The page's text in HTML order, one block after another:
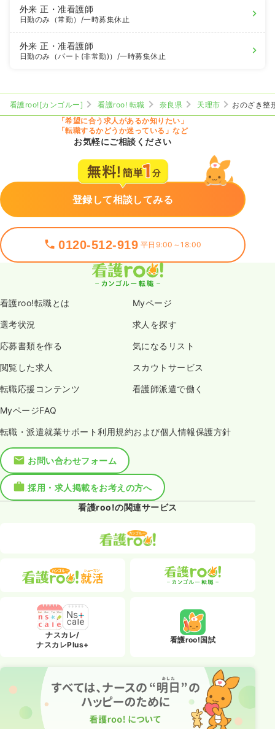
外来正・准看護師
日勤のみ（常勤） /一時募集休止
外来正・准看護師
日勤のみ（パート(非常勤)） /一時募集休止
看護roo![カンゴルー] 看護roo! 転職 奈良県 天理市
おのざき整
「希望に合う求人があるか知りたい」
「転職するかどうか迷っている」など
お気軽にご相談ください
登録して相談してみる
0120-512-919 平日9:00～18:00
看護roo!転職とは Myページ
選考状況 求人を探す
応募書類を作る 気になるリスト
閲覧した求人 スカウトサービス
転職応援コンテンツ 看護師派遣で働く
MyページFAQ
転職・派遣就業サポート利用規約および個人情報保護方針
お問い合わせフォーム
採用・求人掲載をお考えの方へ
看護roo!の関連サービス
ナスカレ/
ナスカレPlus+
看護roo!国試